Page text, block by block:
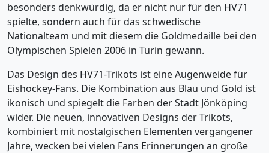
besonders denkwürdig, da er nicht nur für den HV71
spielte, sondern auch für das schwedische
Nationalteam und mit diesem die Goldmedaille bei den
Olympischen Spielen 2006 in Turin gewann.
Das Design des HV71-Trikots ist eine Augenweide für
Eishockey-Fans. Die Kombination aus Blau und Gold ist
ikonisch und spiegelt die Farben der Stadt Jönköping
wider. Die neuen, innovativen Designs der Trikots,
kombiniert mit nostalgischen Elementen vergangener
Jahre, wecken bei vielen Fans Erinnerungen an große